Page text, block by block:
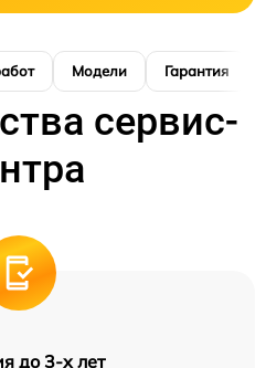
Модели Гарантия
сервис-
до 3-х лет